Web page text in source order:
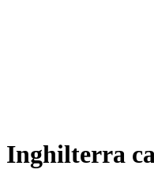
Inghilterra